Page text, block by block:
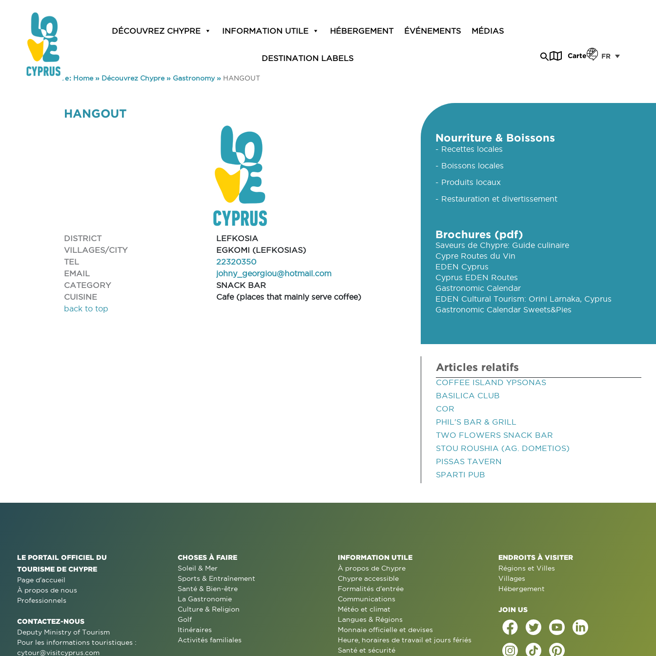
DÉCOUVREZ CHYPRE INFORMATION UTILE HÉBERGEMENT ÉVÉNEMENTS MÉDIAS
DESTINATION LABELS Carte FR
You are here: Home» Découvrez Chypre» Gastronomy» HANGOUT
HANGOUT
DISTRICT
LEFKOSIA
VILLAGES/CITY
EGKOMI (LEFKOSIAS)
TEL
22320350
EMAIL
johny_georgiou@hotmail.com
CATEGORY
SNACK BAR
CUISINE
Cafe (places that mainly serve coffee)
back to top
Nourriture & Boissons
- Recettes locales
- Boissons locales
- Produits locaux
- Restauration et divertissement
Brochures (pdf)
Saveurs de Chypre: Guide culinaire
Cypre Routes du Vin
EDEN Cyprus
Cyprus EDEN Routes
Gastronomic Calendar
EDEN Cultural Tourism: Orini Larnaka, Cyprus
Gastronomic Calendar Sweets&Pies
Articles relatifs
COFFEE ISLAND YPSONAS
BASILICA CLUB
COR
PHIL'S BAR & GRILL
TWO FLOWERS SNACK BAR
STOU ROUSHIA (AG. DOMETIOS)
PISSAS TAVERN
SPARTI PUB
LE PORTAIL OFFICIEL DU
TOURISME DE CHYPRE
Page d'accueil
À propos de nous
Professionnels
CONTACTEZ-NOUS
Deputy Ministry of Tourism
Pour les informations touristiques :
cytour@visitcyprus.com
CHOSES À FAIRE
Soleil & Mer
Sports & Entraînement
Santé & Bien-être
La Gastronomie
Culture & Religion
Golf
Itinéraires
Activités familiales
INFORMATION UTILE
À propos de Chypre
Chypre accessible
Formalités d'entrée
Communications
Météo et climat
Langues & Régions
Monnaie officielle et devises
Heure, horaires de travail et jours fériés
Santé et sécurité
ENDROITS À VISITER
Régions et Villes
Villages
Hébergement
JOIN US